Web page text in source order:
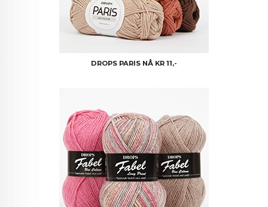
DROPS PARIS NÅ KR 11,-